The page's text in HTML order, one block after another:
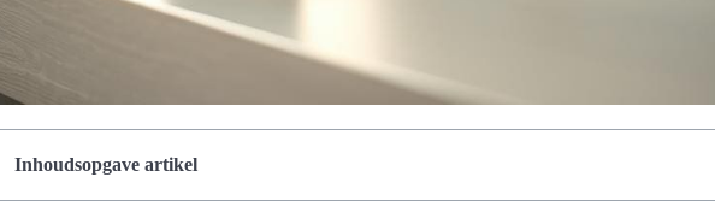
Inhoudsopgave artikel